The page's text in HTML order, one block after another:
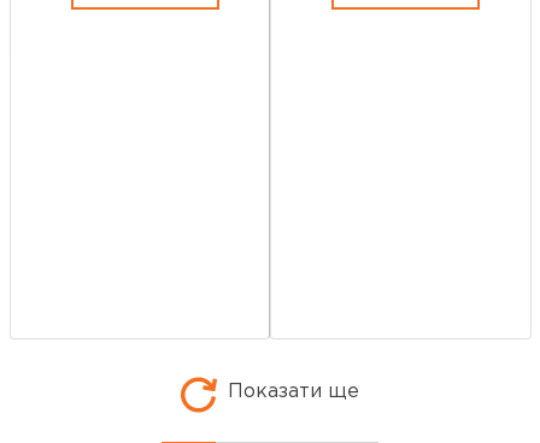
Показати ще